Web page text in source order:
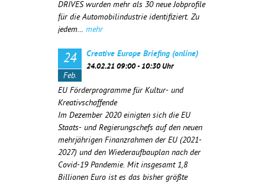
DRIVES wurden mehr als 30 neue Jobprofile
für die Automobilindustrie identifiziert. Zu
jedem… mehr
24
Feb.
Creative Europe Briefing (online)
24.02.21 09:00 - 10:30 Uhr
EU Förderprogramme für Kultur- und
Kreativschaffende
Im Dezember 2020 einigten sich die EU
Staats- und Regierungschefs auf den neuen
mehrjährigen Finanzrahmen der EU (2021-
2027) und den Wiederaufbauplan nach der
Covid-19 Pandemie. Mit insgesamt 1,8
Billionen Euro ist es das bisher größte